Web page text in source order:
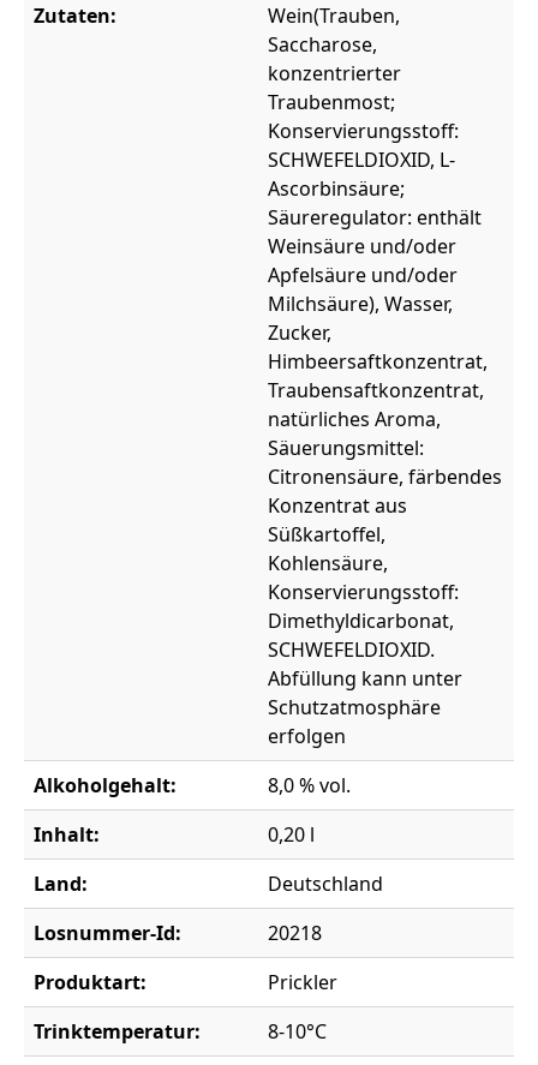
Zutaten:
Wein(Trauben,
Saccharose,
konzentrierter
Traubenmost;
Konservierungsstoff:
SCHWEFELDIOXID, L-
Ascorbinsäure;
Säureregulator: enthält
Weinsäure und/oder
Apfelsäure und/oder
Milchsäure), Wasser,
Zucker,
Himbeersaftkonzentrat,
Traubensaftkonzentrat,
natürliches Aroma,
Säuerungsmittel:
Citronensäure, färbendes
Konzentrat aus
Süßkartoffel,
Kohlensäure,
Konservierungsstoff:
Dimethyldicarbonat,
SCHWEFELDIOXID.
Abfüllung kann unter
Schutzatmosphäre
erfolgen
Alkoholgehalt:
8,0 % vol.
Inhalt:
0,20 l
Land:
Deutschland
Losnummer-Id:
20218
Produktart:
Prickler
Trinktemperatur:
8-10°C